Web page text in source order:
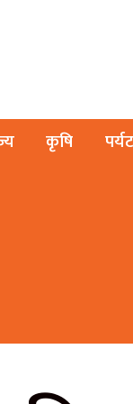
कृषि